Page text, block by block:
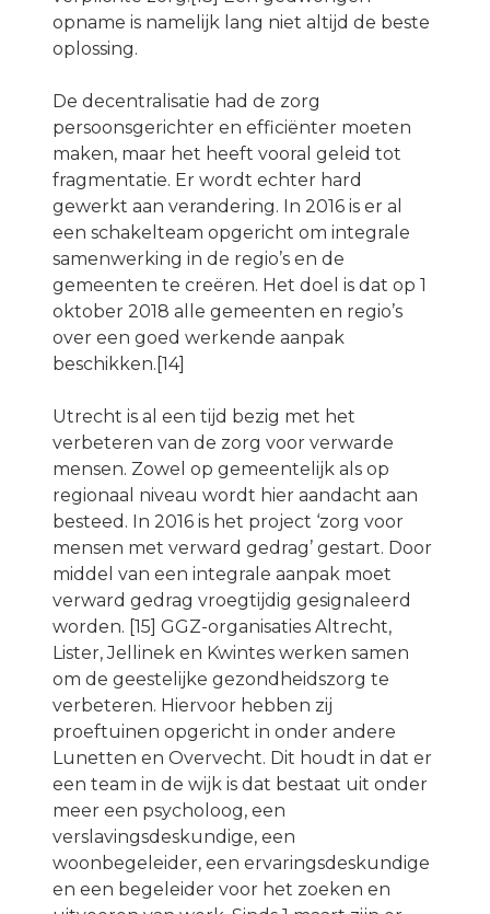
opname is namelijk lang niet altijd de beste
oplossing.
De decentralisatie had de zorg
persoonsgerichter en efficiënter moeten
maken, maar het heeft vooral geleid tot
fragmentatie. Er wordt echter hard
gewerkt aan verandering. In 2016 is er al
een schakelteam opgericht om integrale
samenwerking in de regio’s en de
gemeenten te creëren. Het doel is dat op 1
oktober 2018 alle gemeenten en regio’s
over een goed werkende aanpak
beschikken.[14]
Utrecht is al een tijd bezig met het
verbeteren van de zorg voor verwarde
mensen. Zowel op gemeentelijk als op
regionaal niveau wordt hier aandacht aan
besteed. In 2016 is het project ‘zorg voor
mensen met verward gedrag’ gestart. Door
middel van een integrale aanpak moet
verward gedrag vroegtijdig gesignaleerd
worden. [15] GGZ-organisaties Altrecht,
Lister, Jellinek en Kwintes werken samen
om de geestelijke gezondheidszorg te
verbeteren. Hiervoor hebben zij
proeftuinen opgericht in onder andere
Lunetten en Overvecht. Dit houdt in dat er
een team in de wijk is dat bestaat uit onder
meer een psycholoog, een
verslavingsdeskundige, een
woonbegeleider, een ervaringsdeskundige
en een begeleider voor het zoeken en